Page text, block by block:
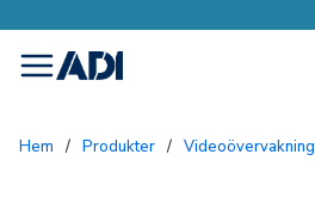
menu
Hem / Produkter / Videoövervakning